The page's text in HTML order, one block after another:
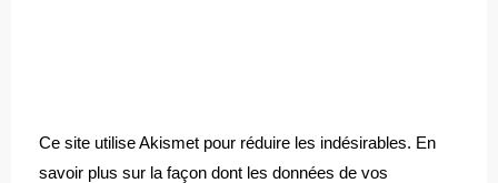
Ce site utilise Akismet pour réduire les indésirables. En
savoir plus sur la façon dont les données de vos